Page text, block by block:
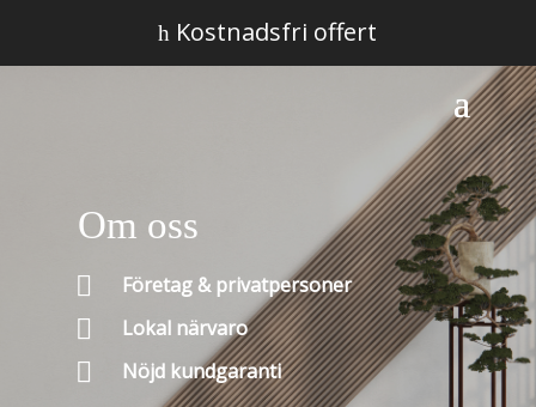
h Kostnadsfri offert
Om oss
 Företag & privatpersoner
 Lokal närvaro
 Nöjd kundgaranti